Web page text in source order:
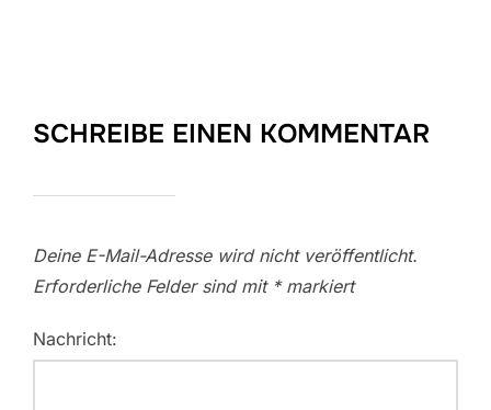
SCHREIBE EINEN KOMMENTAR
Deine E-Mail-Adresse wird nicht veröffentlicht.
Erforderliche Felder sind mit *markiert
Nachricht: